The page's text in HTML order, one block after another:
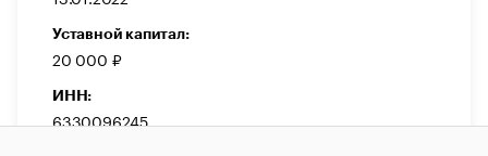
Уставной капитал:
20 000 ₽
ИНН:
6330096245